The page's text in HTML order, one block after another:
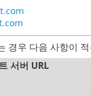
경우 다음 사항이
서버 URL